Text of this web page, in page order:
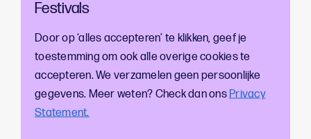
Festivals
Door op ‘alles accepteren’ te klikken, geef je
toestemming om ook alle overige cookies te
accepteren. We verzamelen geen persoonlijke
gegevens. Meer weten? Check dan onsPrivacy
Statement.
gehuurde speciale constructie kan een
6. Speciaal voor braderieën,
rommelmarkten of
themamarkten